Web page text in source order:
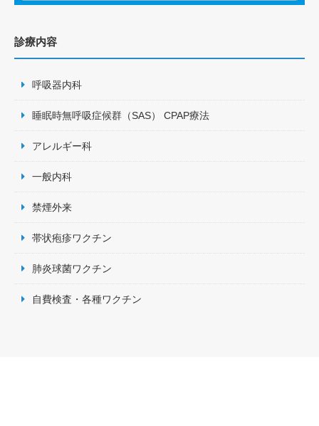
診療内容
呼吸器内科
睡眠時無呼吸症候群（SAS） CPAP療法
アレルギー科
一般内科
禁煙外来
帯状疱疹ワクチン
肺炎球菌ワクチン
自費検査・各種ワクチン